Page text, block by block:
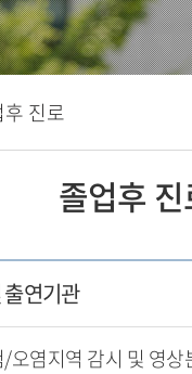
진로
졸업후
연기관
오염지역 감시 및 영상